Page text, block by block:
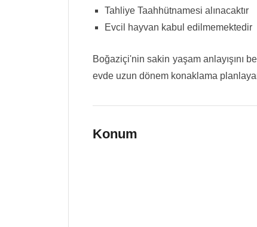
Tahliye Taahhütnamesi alınacaktır
Evcil hayvan kabul edilmemektedir
Boğaziçi'nin sakin yaşam anlayışını
evde uzun dönem konaklama
Konum